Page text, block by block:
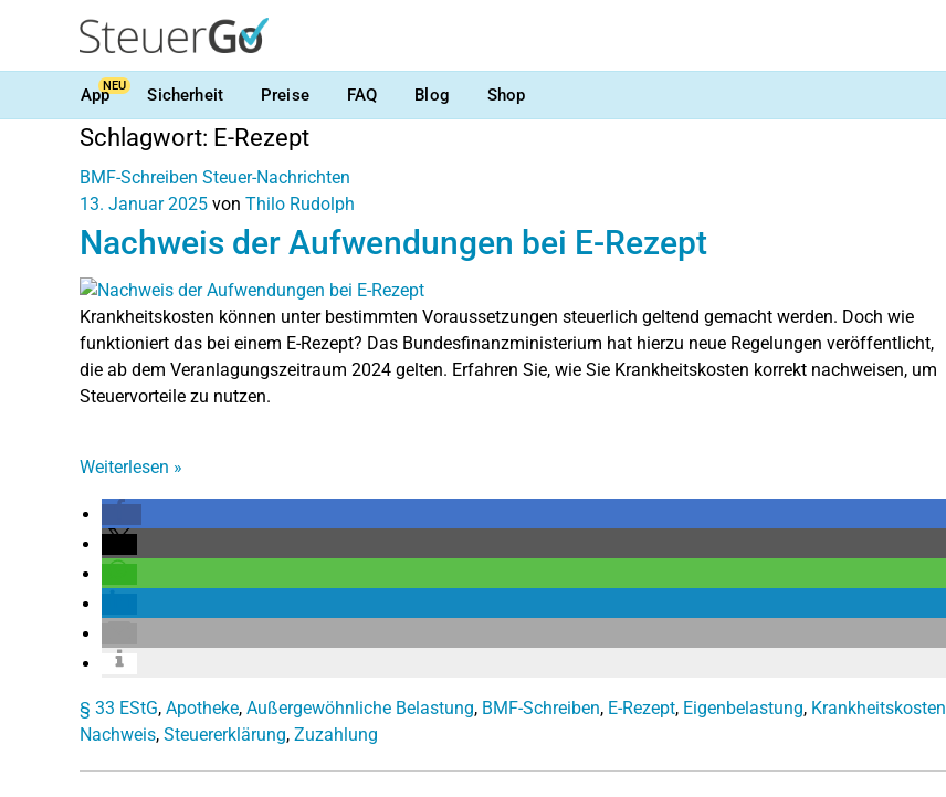
AppNEU Sicherheit Preise FAQ Blog Shop
Schlagwort: E-Rezept
BMF-Schreiben Steuer-Nachrichten
13. Januar 2025 von Thilo Rudolph
Nachweis der Aufwendungen bei E-Rezept
Krankheitskosten können unter bestimmten Voraussetzungen steuerlich geltend gemacht werden. Doch wie
funktioniert das bei einem E-Rezept? Das Bundesfinanzministerium hat hierzu neue Regelungen veröffentlicht,
die ab dem Veranlagungszeitraum 2024 gelten. Erfahren Sie, wie Sie Krankheitskosten korrekt nachweisen, um
Steuervorteile zu nutzen.
Weiterlesen »
§ 33 EStG, Apotheke, Außergewöhnliche Belastung, BMF-Schreiben, E-Rezept, Eigenbelastung, Krankheitskosten
Nachweis, Steuererklärung, Zuzahlung